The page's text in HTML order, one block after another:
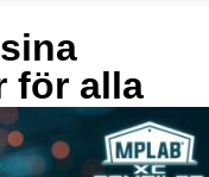
för alla